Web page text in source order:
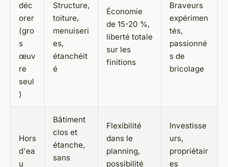
déc
orer
(gro
s
œuv
re
seul
)
Structure,
toiture,
menuiseri
es,
étanchéit
é
Économie
de 15-20 %,
liberté totale
sur les
finitions
Braveurs
expérimen
tés,
passionné
s de
bricolage
Hors
d'ea
u
Bâtiment
clos et
étanche,
sans
Flexibilité
dans le
planning,
possibilité
Investisse
urs,
propriétair
es